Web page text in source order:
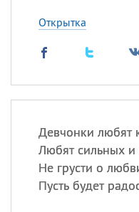
Открытка
Девчонки любят
Любят сильных и
Не грусти о
Пусть будет